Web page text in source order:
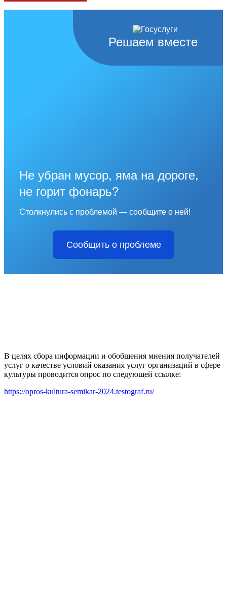
Решаем вместе
Не убран мусор, яма на дороге,
не горит фонарь?
Столкнулись с проблемой — сообщите о ней!
Сообщить о проблеме
В целях сбора информации и обобщения мнения получателей
услуг о качестве условий оказания услуг организаций в сфере
культуры проводится опрос по следующей ссылке:
https://opros-kultura-semikar-2024.testograf.ru/